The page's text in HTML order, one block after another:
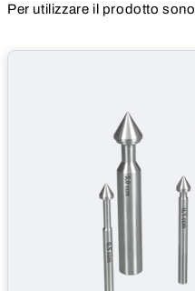
Per utilizzare il prodotto